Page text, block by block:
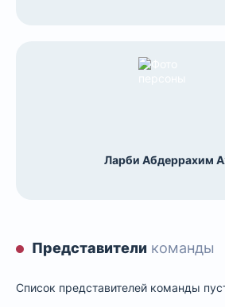
Ларби Абдеррахим
Представители команды
Список представителей команды